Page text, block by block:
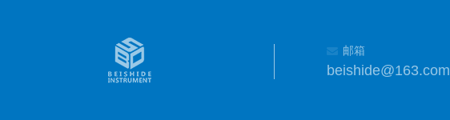
邮箱
beishide@163.com